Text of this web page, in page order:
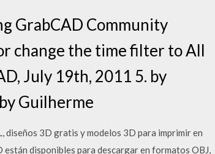
GrabCAD Community
change the time filter to All
July 19th, 2011 5. by
Guilherme
diseños 3D gratis y modelos 3D para imprimir en
disponibles para descargar en formatos OBJ,